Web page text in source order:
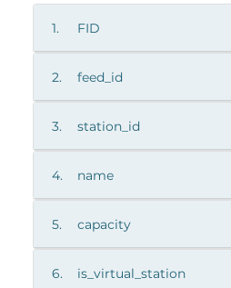
1. FID
2. feed_id
3. station_id
4. name
5. capacity
6. is_virtual_station